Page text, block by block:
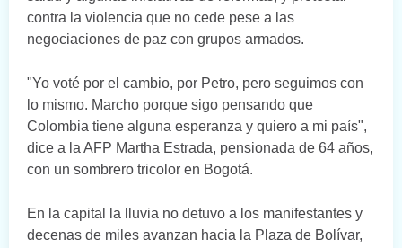
contra la violencia que no cede pese a las
negociaciones de paz con grupos armados.
"Yo voté por el cambio, por Petro, pero seguimos con
lo mismo. Marcho porque sigo pensando que
Colombia tiene alguna esperanza y quiero a mi país",
dice a la AFP Martha Estrada, pensionada de 64 años,
con un sombrero tricolor en Bogotá.
En la capital la lluvia no detuvo a los manifestantes y
decenas de miles avanzan hacia la Plaza de Bolívar,